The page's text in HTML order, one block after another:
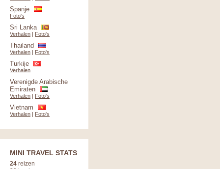
Spanje
Foto's
Sri Lanka
Verhalen | Foto's
Thailand
Verhalen | Foto's
Turkije
Verhalen
Verenigde Arabische
Emiraten
Verhalen | Foto's
Vietnam
Verhalen | Foto's
MINI TRAVEL STATS
24 reizen